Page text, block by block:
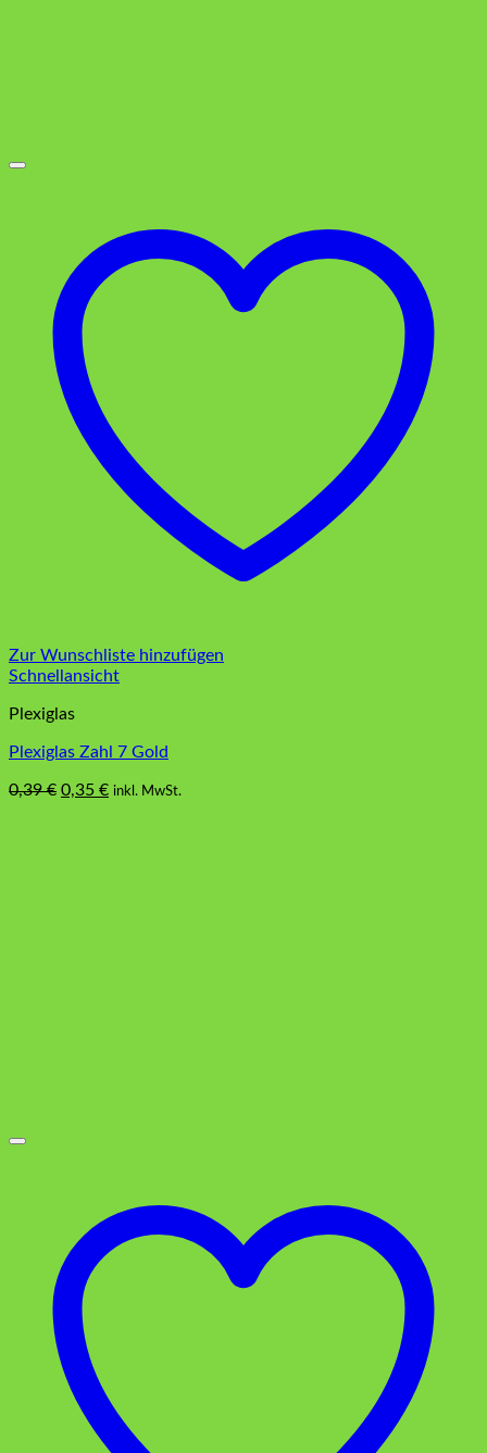
Zur Wunschliste hinzufügen
Schnellansicht
Plexiglas
Plexiglas Zahl 7 Gold
0,39€ Ursprünglicher
0,35 €Aktueller
inkl. MwSt.